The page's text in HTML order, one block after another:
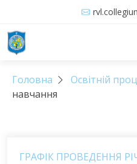
Головна Освітній
навчання
ГРАФІК ПРОВЕДЕННЯ